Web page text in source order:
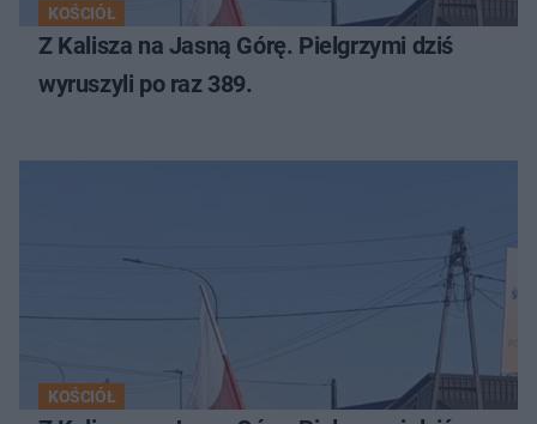
KOŚCIÓŁ
Z Kalisza na Jasną Górę. Pielgrzymi dziś
wyruszyli po raz 389.
KOŚCIÓŁ